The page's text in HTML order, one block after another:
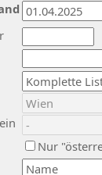
Nur